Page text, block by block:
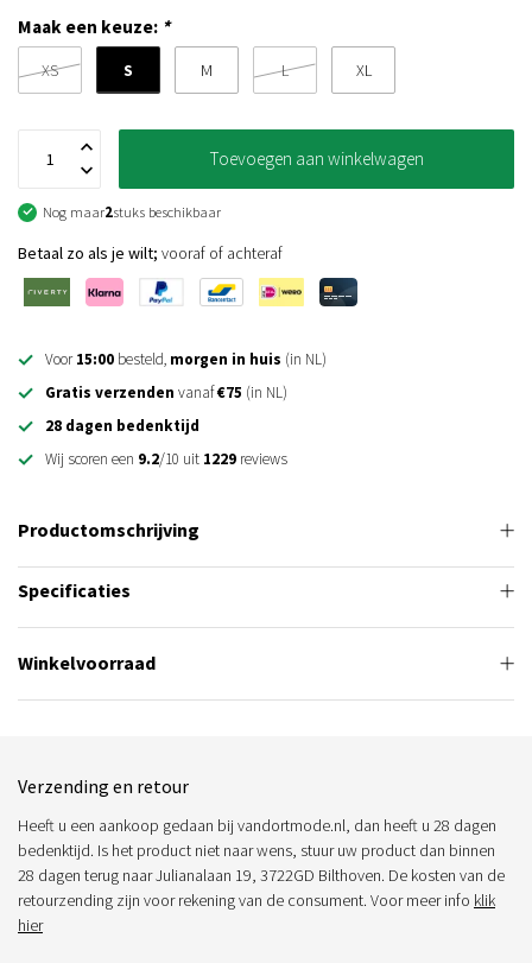
Maak een keuze: *
XS S M L XL
Toevoegen aan winkelwagen
Nog maar2stuks beschikbaar
Betaal zo als je wilt; vooraf of achteraf
Voor15:00 besteld, morgen in huis (in NL)
Gratis verzenden vanaf€75 (in NL)
28 dagen bedenktijd
Wij scoren een 9.2/10 uit 1229 reviews
Productomschrijving
Specificaties
Winkelvoorraad
Verzending en retour
Heeft u een aankoop gedaan bij vandortmode.nl, dan heeft u 28 dagen
bedenktijd. Is het product niet naar wens, stuur uw product dan binnen
28 dagen terug naar Julianalaan 19, 3722GD Bilthoven. De kosten van de
retourzending zijn voor rekening van de consument. Voor meer info klik
hier